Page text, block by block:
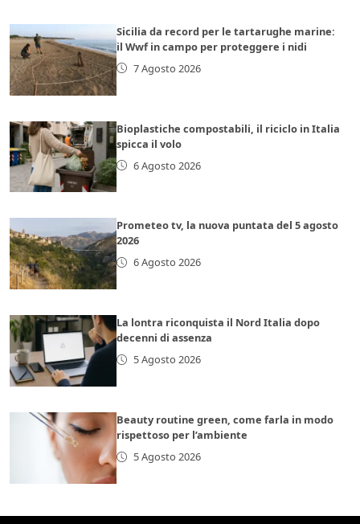
Sicilia da record per le tartarughe marine:
il Wwf in campo per proteggere i nidi
7 Agosto 2026
Bioplastiche compostabili, il riciclo in Italia
spicca il volo
6 Agosto 2026
Prometeo tv, la nuova puntata del 5 agosto
2026
6 Agosto 2026
La lontra riconquista il Nord Italia dopo
decenni di assenza
5 Agosto 2026
Beauty routine green, come farla in modo
rispettoso per l’ambiente
5 Agosto 2026